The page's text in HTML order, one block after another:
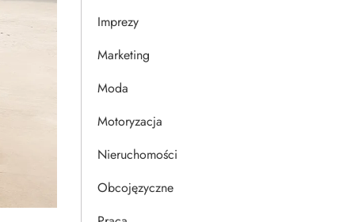
Imprezy
Marketing
Moda
Motoryzacja
Nieruchomości
Obcojęzyczne